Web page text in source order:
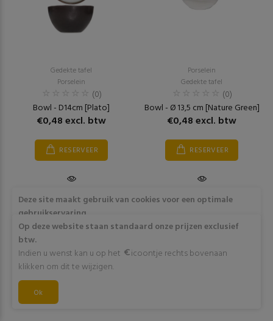
Gedekte tafel
Porselein
(0)
Bowl - D14cm [Plato]
€0,48 excl. btw
RESERVEER
Porselein
Gedekte tafel
(0)
Bowl - Ø 13,5 cm [Nature Green]
€0,48 excl. btw
RESERVEER
Deze site maakt gebruik van cookies voor een optimale
gebruikservaring
Door op "Akkoord" te klikken of verder gebruik te maken
van deze website gaat stemt u in met het gebruik van deze
cookies. Wens je meer info omtrent deze cookies? Klik dan
op "Meer info".
Akkoord
Op deze website staan standaard onze prijzen exclusief
btw.
Indien u wenst kan u op het
icoontje rechts bovenaan
klikken om dit te wijzigen.
Ok